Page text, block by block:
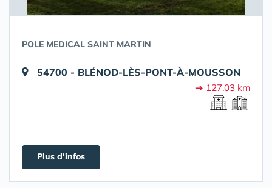
POLE MEDICAL SAINT MARTIN
54700 - BLÉNOD-LÈS-PONT-À-MOUSSON
➔ 127.03 km
Plus d'infos